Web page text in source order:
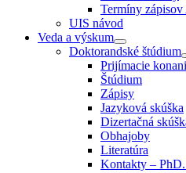
Termíny
UIS návod
Veda a výskum
Doktorandské štúdium
Prijímacie
Štúdium
Zápisy
Jazyková skúška
Dizertačná
Obhajoby
Literatúra
Kontakty –